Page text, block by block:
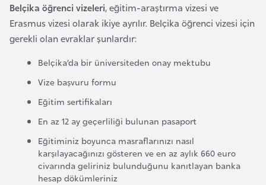
Belçika öğrenci vizeleri, eğitim-araştırma vizesi ve
Erasmus vizesi olarak ikiye ayrılır. Belçika öğrenci vizesi için
gerekli olan evraklar şunlardır:
Belçika’da bir üniversiteden onay mektubu
Vize başvuru formu
Eğitim sertifikaları
En az 12 ay geçerliliği bulunan pasaport
Eğitiminiz boyunca masraflarınızı nasıl
karşılayacağınızı gösteren ve en az aylık 660 euro
civarında geliriniz bulunduğunu kanıtlayan banka
hesap dökümleriniz
g
a
r